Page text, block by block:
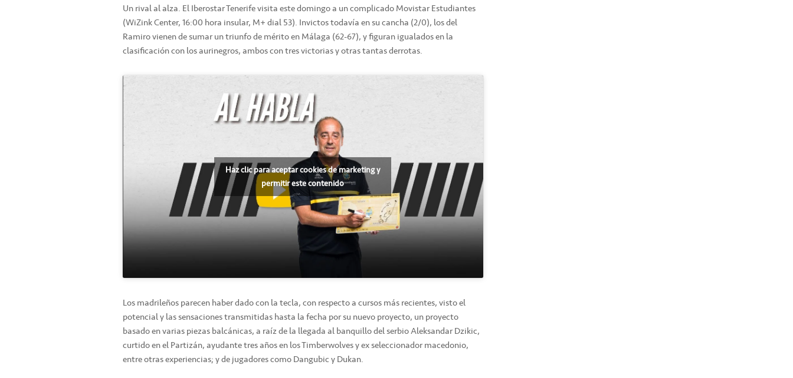
Un rival al alza. El Iberostar Tenerife visita este domingo a un complicado Movistar Estudiantes
(WiZink Center, 16:00 hora insular, M+ dial 53). Invictos todavía en su cancha (2/0), los del
Ramiro vienen de sumar un triunfo de mérito en Málaga (62-67), y figuran igualados en la
clasificación con los aurinegros, ambos con tres victorias y otras tantas derrotas.
Haz clic para aceptar cookies de marketing y
permitir este contenido
Los madrileños parecen haber dado con la tecla, con respecto a cursos más recientes, visto el
potencial y las sensaciones transmitidas hasta la fecha por su nuevo proyecto, un proyecto
basado en varias piezas balcánicas, a raíz de la llegada al banquillo del serbio Aleksandar Dzikic,
curtido en el Partizán, ayudante tres años en los Timberwolves y ex seleccionador macedonio,
entre otras experiencias; y de jugadores como Dangubic y Dukan.